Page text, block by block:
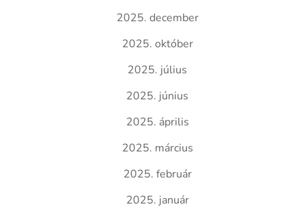
2025. december
2025. október
2025. július
2025. június
2025. április
2025. március
2025. február
2025. január